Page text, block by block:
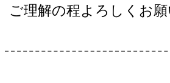
ご理解の程よろしくお願